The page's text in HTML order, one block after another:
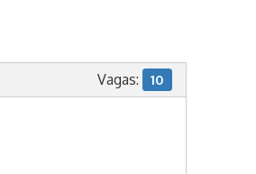
Vagas: 10